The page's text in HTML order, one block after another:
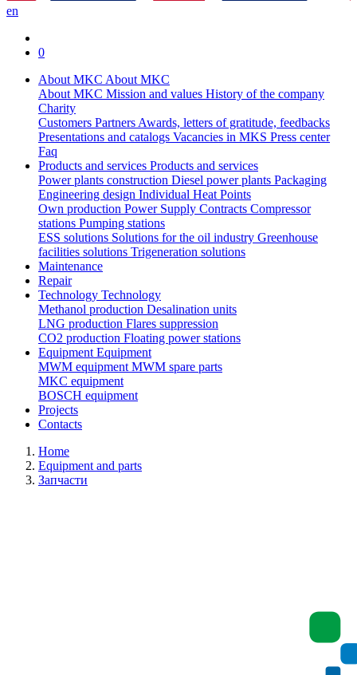
en
0
About MKC About MKC
About MKC Mission and values History of the company
Charity
Customers PartnersAwards, letters of gratitude, feedbacks
Presentations and catalogs Vacancies in MKS Press center
Faq
Products and services Products and services
Power plants construction Diesel power plants Packaging
Engineering design Individual Heat Points
Own production Power Supply Contracts Compressor
stations Pumping stations
ESS solutions Solutions for the oil industry Greenhouse
facilities solutions Trigeneration solutions
Maintenance
Repair
Technology Technology
Methanol production Desalination units
LNG production Flares suppression
СО2 production Floating power stations
EquipmentEquipment
MWM equipmentMWM spare parts
MKC equipment
BOSCH equipment
Projects
Contacts
Home
Equipment and parts
Запчасти